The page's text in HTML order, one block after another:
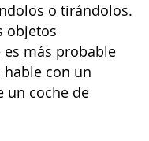
o tirándolos.
objetos
más probable
hable con un
un coche de